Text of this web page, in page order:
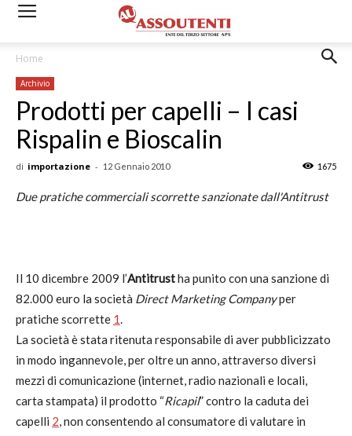
Home
Archivio
Prodotti per capelli – I casi
Rispalin e Bioscalin
di importazione - 12 Gennaio 2010 1675
Due pratiche commerciali scorrette sanzionate dall'Antitrust
Il 10 dicembre 2009 l’Antitrustha punito con una sanzione di
82.000 euro la società Direct Marketing Companyper
pratiche scorrette 1.
La società è stata ritenuta responsabile di aver pubblicizzato
in modo ingannevole, per oltre un anno, attraverso diversi
mezzi di comunicazione (internet, radio nazionali e locali,
carta stampata) il prodotto “Ricapil” contro la caduta dei
capelli 2, non consentendo al consumatore di valutare in